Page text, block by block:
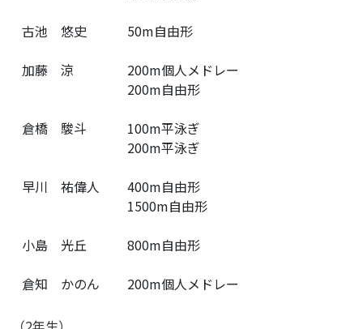
古池 悠史
50m自由形
加藤 涼
200m個人メドレー
200m自由形
倉橋 駿斗
100m平泳ぎ
200m平泳ぎ
早川 祐偉人
400m自由形
1500m自由形
小島 光丘
800m自由形
倉知 かのん
200m個人メドレー